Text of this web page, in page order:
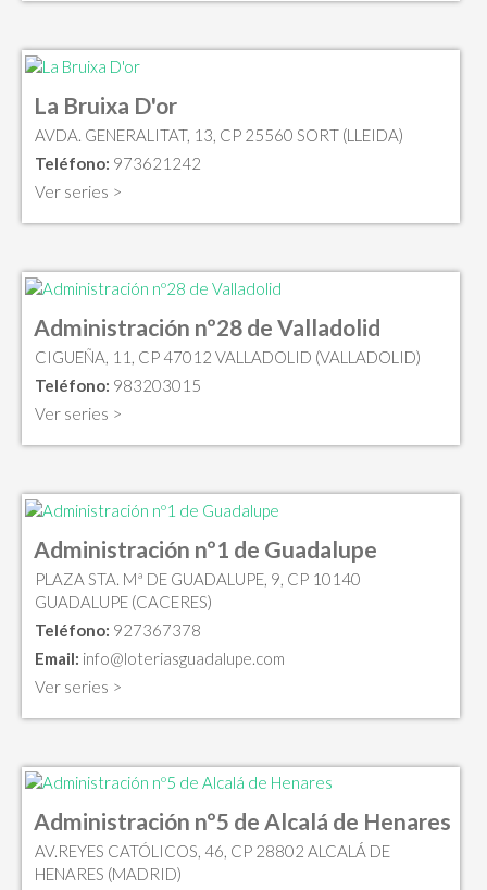
La Bruixa D'or
AVDA. GENERALITAT, 13, CP 25560 SORT (LLEIDA)
Teléfono: 973621242
Ver series >
Administración nº28 de Valladolid
CIGUEÑA, 11, CP 47012 VALLADOLID (VALLADOLID)
Teléfono: 983203015
Ver series >
Administración nº1 de Guadalupe
PLAZA STA. Mª DE GUADALUPE, 9, CP 10140
GUADALUPE (CACERES)
Teléfono: 927367378
Email: info@loteriasguadalupe.com
Ver series >
Administración nº5 de Alcalá de Henares
AV.REYES CATÓLICOS, 46, CP 28802 ALCALÁ DE
HENARES (MADRID)